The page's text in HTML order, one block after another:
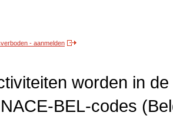
- aanmelden
worden in
BEL-codes